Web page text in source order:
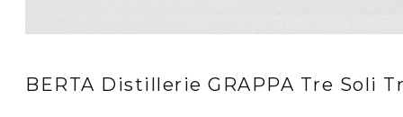
BERTA Distillerie GRAPPA Tre Soli